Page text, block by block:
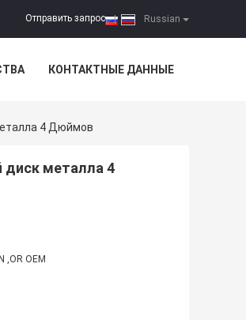
Russian
Отправить запрос |
КОНТАКТНЫЕ ДАННЫЕ
4 Дюймов
диск металла 4
,OR OEM